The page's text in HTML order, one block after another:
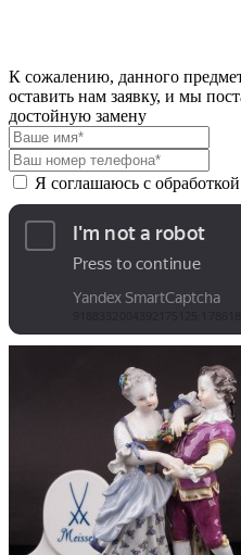
К сожалению, данного
оставить нам заявку, и мы
достойную замену
Я соглашаюсь с обработкой